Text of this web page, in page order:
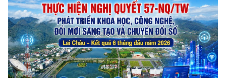
thực hiện Nghị quyết số 57-NQ/TW của Bộ Chính trị
dự và chỉ đạo phiên họp. Dự phiên họp còn có đồng
chí Lê Hoài Trung - Ủy viên Bộ Chính trị, Bí thư Đảng
ủy, Bộ trưởng Bộ Ngoại giao; đại diện lãnh đạo các
ban, bộ, ngành Trung ương.